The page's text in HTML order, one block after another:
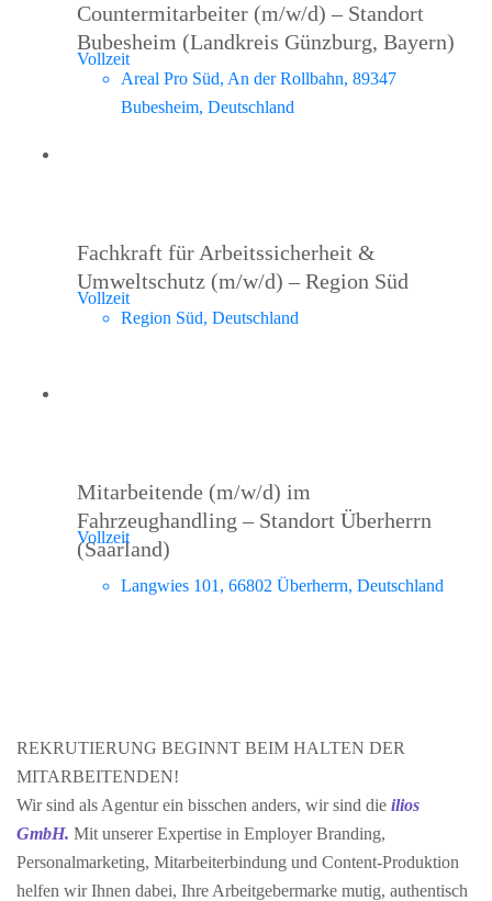
Countermitarbeiter (m/w/d) – Standort
Bubesheim (Landkreis Günzburg, Bayern)
Areal Pro Süd, An der Rollbahn, 89347
Bubesheim, Deutschland
Vollzeit
Fachkraft für Arbeitssicherheit &
Umweltschutz (m/w/d) – Region Süd
Region Süd, Deutschland
Vollzeit
Mitarbeitende (m/w/d) im
Fahrzeughandling – Standort Überherrn
(Saarland)
Langwies 101, 66802 Überherrn, Deutschland
Vollzeit
REKRUTIERUNG BEGINNT BEIM HALTEN DER
MITARBEITENDEN!
Wir sind als Agentur ein bisschen anders, wir sind die ilios
GmbH. Mit unserer Expertise in Employer Branding,
Personalmarketing, Mitarbeiterbindung und Content-Produktion
helfen wir Ihnen dabei, Ihre Arbeitgebermarke mutig, authentisch